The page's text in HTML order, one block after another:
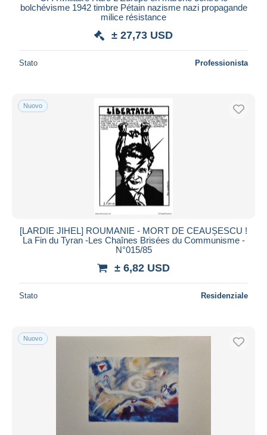
bolchévisme 1942 timbre Pétain nazisme nazi propagande
milice résistance
± 27,73 USD
Stato Professionista
Nuovo
[LARDIE JIHEL] ROUMANIE - MORT DE CEAUȘESCU !
La Fin du Tyran -Les Chaînes Brisées du Communisme -
N°015/85
± 6,82 USD
Stato Residenziale
Nuovo